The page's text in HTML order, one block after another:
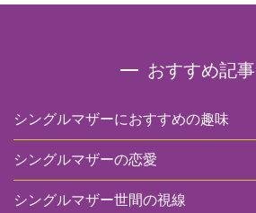
おすすめ記事
シングルマザーにおすすめの趣味
シングルマザーの恋愛
シングルマザー世間の視線